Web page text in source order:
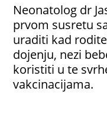
Neonatolog dr
prvom susretu
uraditi kad
dojenju, nezi
koristiti u te
vakcinacijama.